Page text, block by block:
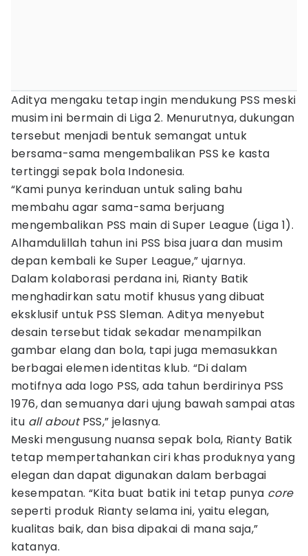
Aditya mengaku tetap ingin mendukung PSS meski
musim ini bermain di Liga 2. Menurutnya, dukungan
tersebut menjadi bentuk semangat untuk
bersama-sama mengembalikan PSS ke kasta
tertinggi sepak bola Indonesia.
“Kami punya kerinduan untuk saling bahu
membahu agar sama-sama berjuang
mengembalikan PSS main di Super League (Liga 1).
Alhamdulillah tahun ini PSS bisa juara dan musim
depan kembali ke Super League,” ujarnya.
Dalam kolaborasi perdana ini, Rianty Batik
menghadirkan satu motif khusus yang dibuat
eksklusif untuk PSS Sleman. Aditya menyebut
desain tersebut tidak sekadar menampilkan
gambar elang dan bola, tapi juga memasukkan
berbagai elemen identitas klub. “Di dalam
motifnya ada logo PSS, ada tahun berdirinya PSS
1976, dan semuanya dari ujung bawah sampai atas
itu all aboutPSS,” jelasnya.
Meski mengusung nuansa sepak bola, Rianty Batik
tetap mempertahankan ciri khas produknya yang
elegan dan dapat digunakan dalam berbagai
kesempatan. “Kita buat batik ini tetap punya core
seperti produk Rianty selama ini, yaitu elegan,
kualitas baik, dan bisa dipakai di mana saja,”
katanya.